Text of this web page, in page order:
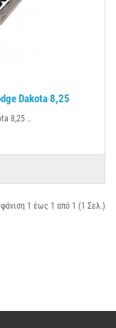
Dakota 8,25
8,25 ..
1 έως 1 από 1 (1 Σελ.)